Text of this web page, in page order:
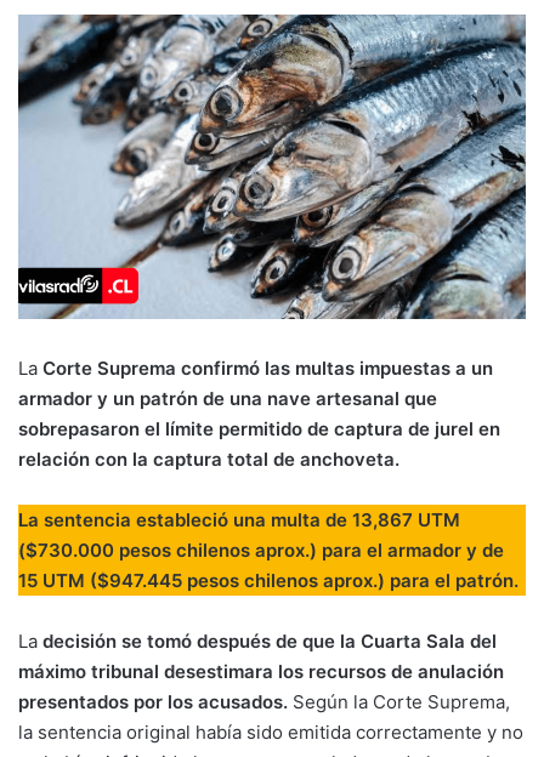
La Corte Suprema confirmó las multas impuestas a un
armador y un patrón de una nave artesanal que
sobrepasaron el límite permitido de captura de jurel en
relación con la captura total de anchoveta.
La sentencia estableció una multa de 13,867 UTM
($730.000 pesos chilenos aprox.) para el armador y de
15 UTM ($947.445 pesos chilenos aprox.) para el patrón.
La decisión se tomó después de que la Cuarta Sala del
máximo tribunal desestimara los recursos de anulación
presentados por los acusados. Según la Corte Suprema,
la sentencia original había sido emitida correctamente y no